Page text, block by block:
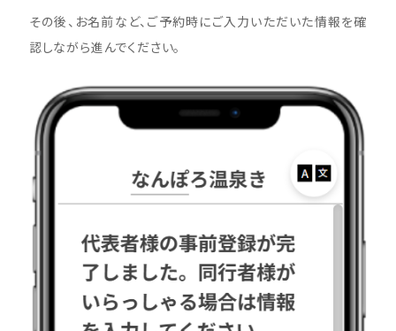
その後、お名前など、ご予約時にご入力いただいた情報を確
認しながら進んでください。